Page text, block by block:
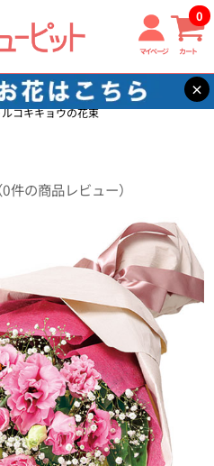
マイページ カート
0
×
フト・トルコキキョウ
【誕生日フ
コキキョウの花束
0件の商品レビュー）